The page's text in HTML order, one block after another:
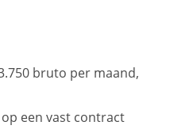
bruto per maand,
een vast contract